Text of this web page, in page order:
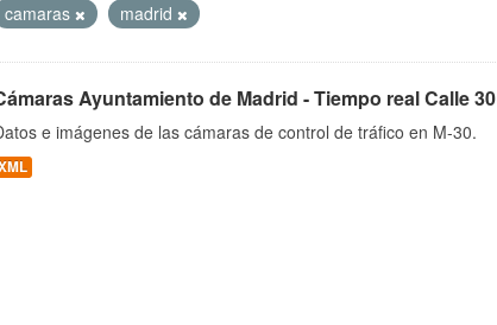
camaras
madrid
Ayuntamiento de Madrid - Tiempo real Calle 30
e imágenes de las cámaras de control de tráfico en M-30.